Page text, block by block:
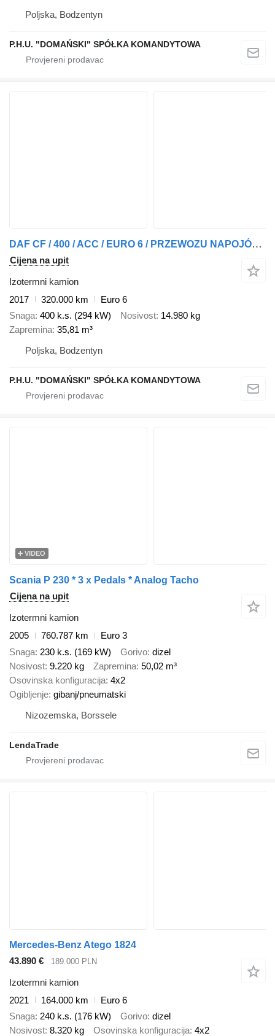
Poljska, Bodzentyn
P.H.U. "DOMAŃSKI" SPÓŁKA KOMANDYTOWA
DAF CF / 400 / ACC / EURO 6 / PRZEWOZU NAPOJÓW / OŚ SKRĘTNA
Cijena na upit
Izotermni kamion
2017
320.000 km
Euro 6
Snaga 400 k.s. (294 kW) Nosivost 14.980 kg
Zapremina 35,81 m³
Poljska, Bodzentyn
P.H.U. "DOMAŃSKI" SPÓŁKA KOMANDYTOWA
VIDEO
Scania P 230 * 3 x Pedals * Analog Tacho
Cijena na upit
Izotermni kamion
2005
760.787 km
Euro 3
Snaga 230 k.s. (169 kW) Gorivo dizel
Nosivost 9.220 kg Zapremina 50,02 m³
Osovinska konfiguracija 4x2
Ogibljenje gibanj/pneumatski
Nizozemska, Borssele
LendaTrade
Mercedes-Benz Atego 1824
43.890 €
189.000 PLN
Izotermni kamion
2021
164.000 km
Euro 6
Snaga 240 k.s. (176 kW) Gorivo dizel
Nosivost 8.320 kg Osovinska konfiguracija 4x2